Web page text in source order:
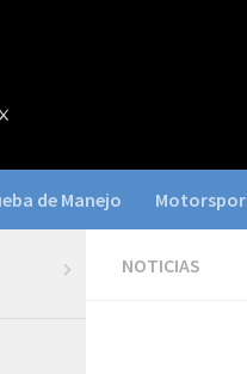
de Manejo
NOTICIAS